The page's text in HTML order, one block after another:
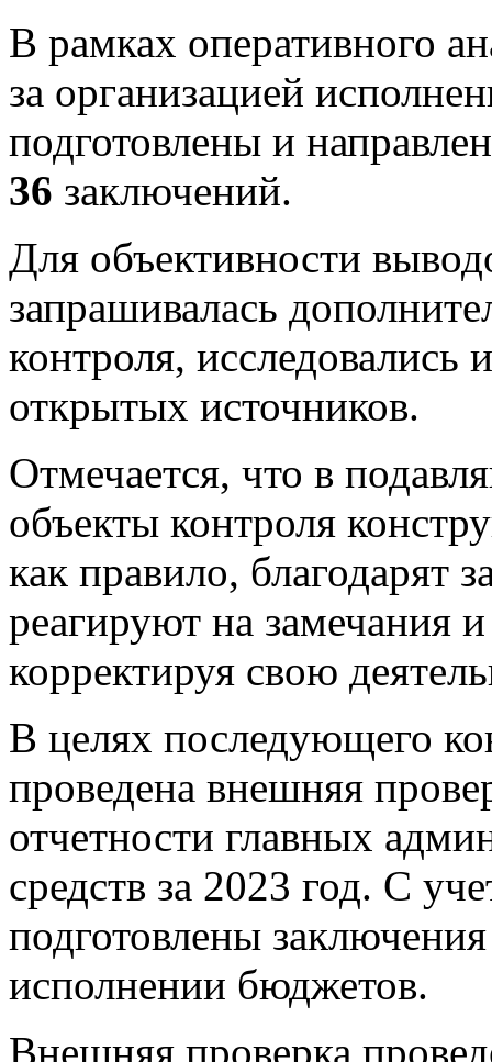
В рамках оперативного
за организацией
подготовлены и
36 заключений.
Для объективности
запрашивалась
контроля,
открытых источников.
Отмечается, что в
объекты контроля
как правило, благодарят
реагируют на замечания
корректируя свою
В целях последующего
проведена внешняя
отчетности главных
средств за 2023 год. С
подготовлены
исполнении бюджетов.
Внешняя проверка